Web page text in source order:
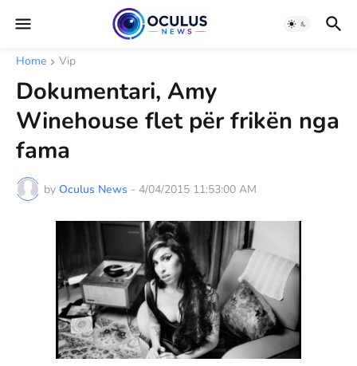
Home Vip
Dokumentari, Amy
Winehouse flet për frikën nga
fama
by Oculus News - 4/04/2015 11:53:00 AM